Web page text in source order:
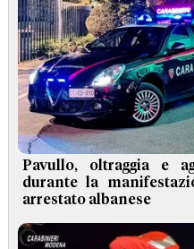
Pavullo, oltraggia e
durante la
arrestato albanese